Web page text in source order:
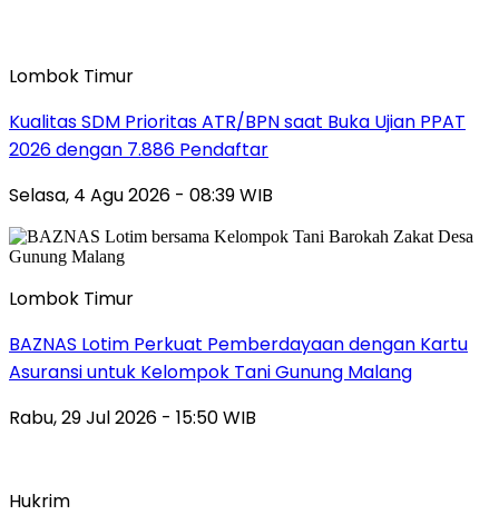
Lombok Timur
Kualitas SDM Prioritas ATR/BPN saat Buka Ujian PPAT
2026 dengan 7.886 Pendaftar
Selasa, 4 Agu 2026 - 08:39 WIB
Lombok Timur
BAZNAS Lotim Perkuat Pemberdayaan dengan Kartu
Asuransi untuk Kelompok Tani Gunung Malang
Rabu, 29 Jul 2026 - 15:50 WIB
Hukrim